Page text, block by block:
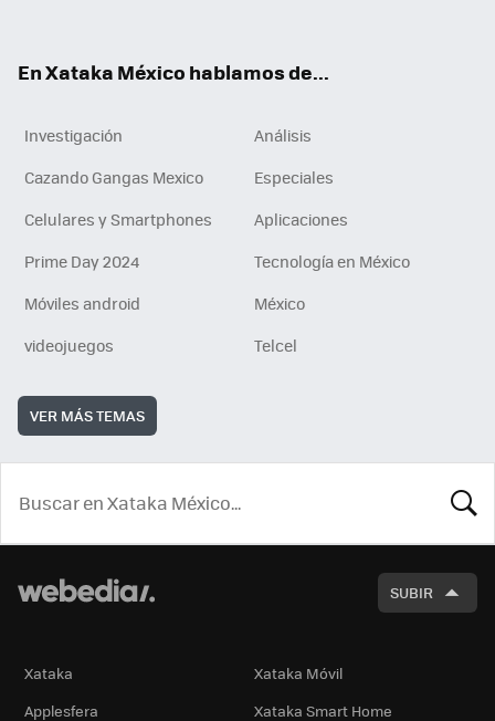
En Xataka México hablamos de...
Investigación
Análisis
Cazando Gangas Mexico
Especiales
Celulares y Smartphones
Aplicaciones
Prime Day 2024
Tecnología en México
Móviles android
México
videojuegos
Telcel
VER MÁS TEMAS
SUBIR
Xataka
Xataka Móvil
Applesfera
Xataka Smart Home